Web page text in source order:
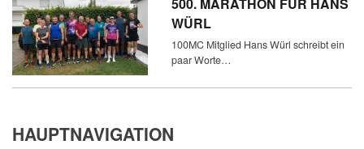
WÜRL
100MC Mitglied Hans Würl schreibt ein
paar Worte…
HAUPTNAVIGATION